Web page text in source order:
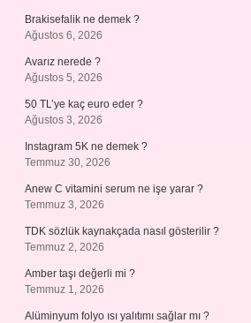
Brakisefalik ne demek ?
Ağustos 6, 2026
Avarız nerede ?
Ağustos 5, 2026
50 TL’ye kaç euro eder ?
Ağustos 3, 2026
Instagram 5K ne demek ?
Temmuz 30, 2026
Anew C vitamini serum ne işe yarar ?
Temmuz 3, 2026
TDK sözlük kaynakçada nasıl gösterilir ?
Temmuz 2, 2026
Amber taşı değerli mi ?
Temmuz 1, 2026
Alüminyum folyo ısı yalıtımı sağlar mı ?